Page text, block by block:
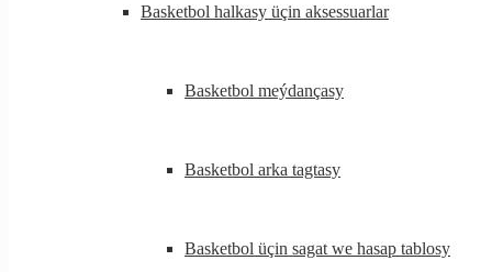
Basketbol halkasy üçin aksessuarlar
Basketbol meýdançasy
Basketbol arka tagtasy
Basketbol üçin sagat we hasap tablosy